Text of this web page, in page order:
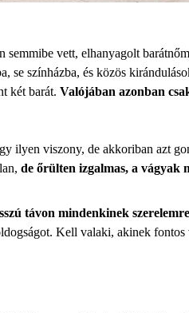
vett, elhanyagolt
se színházba, és közös
két barát. Valójában azonban
ilyen viszony, de akkoriban azt
de őrülten izgalmas, a vágyak
távon mindenkinek
Kell valaki, akinek